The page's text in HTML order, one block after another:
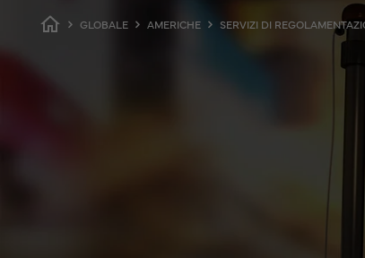
Breadcrumb
GLOBALE AMERICHE SERVIZI DI